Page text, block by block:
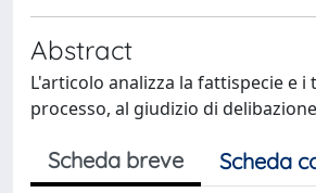
Abstract
L'articolo analizza la fattispecie e
processo, al giudizio di
Scheda breve Scheda